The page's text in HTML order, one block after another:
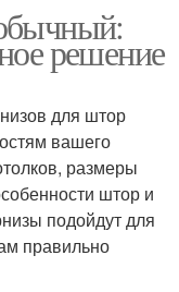
решение
для штор
вашего
размеры
штор и
подойдут для
правильно